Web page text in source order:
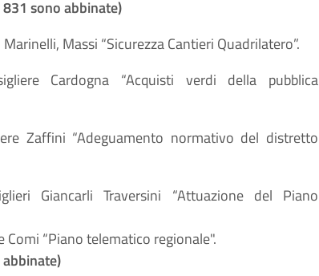
sono abbinate)
Massi “Sicurezza Cantieri Quadrilatero”.
Cardogna “Acquisti verdi della pubblica
Zaffini “Adeguamento normativo del distretto
Giancarli Traversini “Attuazione del Piano
Comi “Piano telematico regionale".